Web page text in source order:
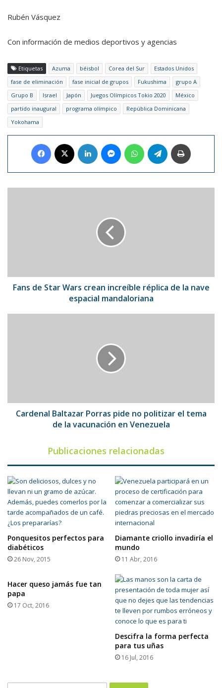
Rubén Vásquez
Con información de medios deportivos y agencias
Etiquetas Azuma béisbol Corea del Sur
Estados Unidos
fase de eliminación
fase inicial de grupos Fukushima
grupo A
Grupo B
Israel Japón Juegos Olímpicos Tokio 2020
México
partido inaugural
programa olímpico
República Dominicana
Yokohama
Facebook LinkedIn MessengerWhatsAppTelegram
la
nave
Fans de Star Wars crean increíble réplica de la nave
espacial mandaloriana
de
Cardenal Baltazar Porras pide no politizar el tema
de la vacunación en Venezuela
Publicaciones relacionadas
Ponquesitos perfectos para
diabéticos
26 Nov, 2015
Diamante criollo invadiría el
mundo
11 Abr, 2016
Hacer queso jamás fue tan
papa
17 Oct, 2016
Descifra la forma perfecta
para tus uñas
16 Jul, 2016